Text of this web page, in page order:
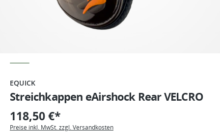
EQUICK
Streichkappen eAirshock Rear VELCRO
118,50 €*
Preise inkl. MwSt. zzgl. Versandkosten